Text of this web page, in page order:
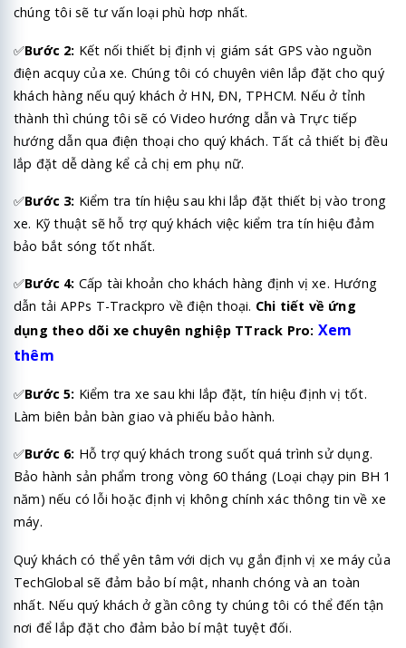
chúng tôi sẽ tư vấn loại phù hơp nhất.
✅Bước 2: Kết nối thiết bị định vị giám sát GPS vào nguồn
điện acquy của xe. Chúng tôi có chuyên viên lắp đặt cho quý
khách hàng nếu quý khách ở HN, ĐN, TPHCM. Nếu ở tỉnh
thành thì chúng tôi sẽ có Video hướng dẫn và Trực tiếp
hướng dẫn qua điện thoại cho quý khách. Tất cả thiết bị đều
lắp đặt dễ dàng kể cả chị em phụ nữ.
✅Bước 3: Kiểm tra tín hiệu sau khi lắp đặt thiết bị vào trong
xe. Kỹ thuật sẽ hỗ trợ quý khách việc kiểm tra tín hiệu đảm
bảo bắt sóng tốt nhất.
✅Bước 4: Cấp tài khoản cho khách hàng định vị xe. Hướng
dẫn tải APPs T-Trackpro về điện thoại. Chi tiết về ứng
dụng theo dõi xe chuyên nghiệp TTrack Pro: Xem
thêm
✅Bước 5: Kiểm tra xe sau khi lắp đặt, tín hiệu định vị tốt.
Làm biên bản bàn giao và phiếu bảo hành.
✅Bước 6: Hỗ trợ quý khách trong suốt quá trình sử dụng.
Bảo hành sản phẩm trong vòng 60 tháng (Loại chạy pin BH 1
năm) nếu có lỗi hoặc định vị không chính xác thông tin về xe
máy.
Quý khách có thể yên tâm với dịch vụ gắn định vị xe máy của
TechGlobal sẽ đảm bảo bí mật, nhanh chóng và an toàn
nhất. Nếu quý khách ở gần công ty chúng tôi có thể đến tận
nơi để lắp đặt cho đảm bảo bí mật tuyệt đối.